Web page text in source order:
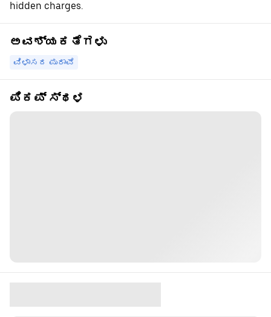
hidden charges.
ಅವಶ್ಯಕತೆಗಳು
ವಿಳಾಸದ ಪುರಾವೆ
ಪಿಕಪ್ ಸ್ಥಳ